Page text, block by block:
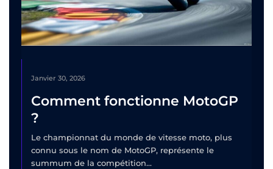
Janvier 30, 2026
Comment fonctionne MotoGP
?
Le championnat du monde de vitesse moto, plus
connu sous le nom de MotoGP, représente le
summum de la compétition...